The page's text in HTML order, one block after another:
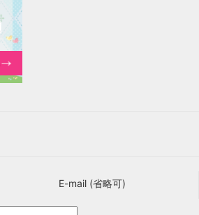
E-mail (省略可)